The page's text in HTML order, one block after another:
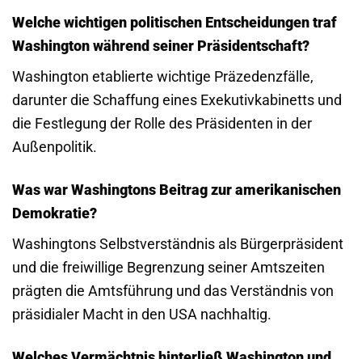
Welche wichtigen politischen Entscheidungen traf
Washington während seiner Präsidentschaft?
Washington etablierte wichtige Präzedenzfälle,
darunter die Schaffung eines Exekutivkabinetts und
die Festlegung der Rolle des Präsidenten in der
Außenpolitik.
Was war Washingtons Beitrag zur amerikanischen
Demokratie?
Washingtons Selbstverständnis als Bürgerpräsident
und die freiwillige Begrenzung seiner Amtszeiten
prägten die Amtsführung und das Verständnis von
präsidialer Macht in den USA nachhaltig.